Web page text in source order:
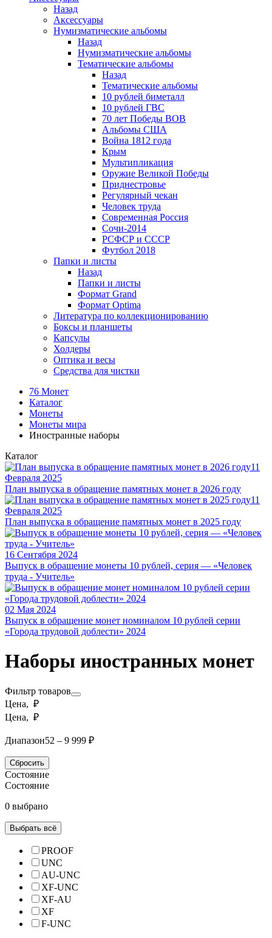
Назад
Аксессуары
Нумизматические альбомы
Назад
Нумизматические альбомы
Тематические альбомы
Назад
Тематические альбомы
10 рублей биметалл
10 рублей ГВС
70 лет Победы ВОВ
Альбомы США
Война 1812 года
Крым
Мультипликация
Оружие Великой Победы
Приднестровье
Регулярный чекан
Человек труда
Современная Россия
Сочи-2014
РСФСР и СССР
Футбол 2018
Папки и листы
Назад
Папки и листы
Формат Grand
Формат Optima
Литература по коллекционированию
Боксы и планшеты
Капсулы
Холдеры
Оптика и весы
Средства для чистки
76 Монет
Каталог
Монеты
Монеты мира
Иностранные наборы
Каталог
11
Февраля 2025
План выпуска в обращение памятных монет в 2026 году
11
Февраля 2025
План выпуска в обращение памятных монет в 2025 году
16 Сентября 2024
Выпуск в обращение монеты 10 рублей, серия — «Человек
труда - Учитель»
02 Мая 2024
Выпуск в обращение монет номиналом 10 рублей серии
«Города трудовой доблести» 2024
Наборы иностранных монет
Фильтр товаров
Цена, ₽
Цена, ₽
Диапазон52 – 9 999 ₽
Сбросить
Состояние
Состояние
0 выбрано
Выбрать всё
PROOF
UNC
AU-UNC
XF-UNC
XF-AU
XF
F-UNC